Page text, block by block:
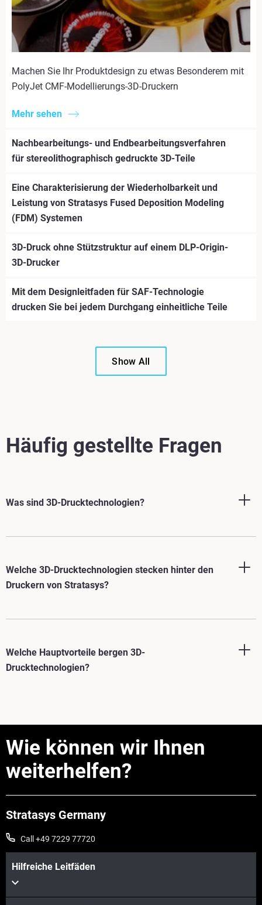
Machen Sie Ihr Produktdesign zu etwas Besonderem mit
PolyJet CMF-Modellierungs-3D-Druckern
Mehr sehen
Nachbearbeitungs- und Endbearbeitungsverfahren
für stereolithographisch gedruckte 3D-Teile
Eine Charakterisierung der Wiederholbarkeit und
Leistung von Stratasys Fused Deposition Modeling
(FDM) Systemen
3D-Druck ohne Stützstruktur auf einem DLP-Origin-
3D-Drucker
Mit dem Designleitfaden für SAF-Technologie
drucken Sie bei jedem Durchgang einheitliche Teile
Mehr sehen
Show All
Häufig gestellte Fragen
Was sind 3D-Drucktechnologien?
Welche 3D-Drucktechnologien stecken hinter den
Druckern von Stratasys?
Welche Hauptvorteile bergen 3D-
Drucktechnologien?
Wie können wir Ihnen
weiterhelfen?
Stratasys Germany
Call +49 7229 77720
Hilfreiche Leitfäden